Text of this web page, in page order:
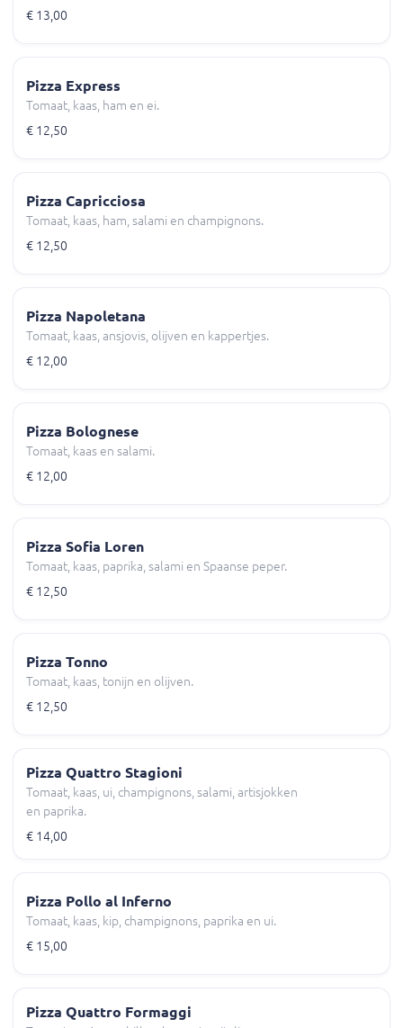
€ 13,00
Pizza Express
Tomaat, kaas, ham en ei.
€ 12,50
Pizza Capricciosa
Tomaat, kaas, ham, salami en champignons.
€ 12,50
Pizza Napoletana
Tomaat, kaas, ansjovis, olijven en kappertjes.
€ 12,00
Pizza Bolognese
Tomaat, kaas en salami.
€ 12,00
Pizza Sofia Loren
Tomaat, kaas, paprika, salami en Spaanse peper.
€ 12,50
Pizza Tonno
Tomaat, kaas, tonijn en olijven.
€ 12,50
Pizza Quattro Stagioni
Tomaat, kaas, ui, champignons, salami, artisjokken
en paprika.
€ 14,00
Pizza Pollo al Inferno
Tomaat, kaas, kip, champignons, paprika en ui.
€ 15,00
Pizza Quattro Formaggi